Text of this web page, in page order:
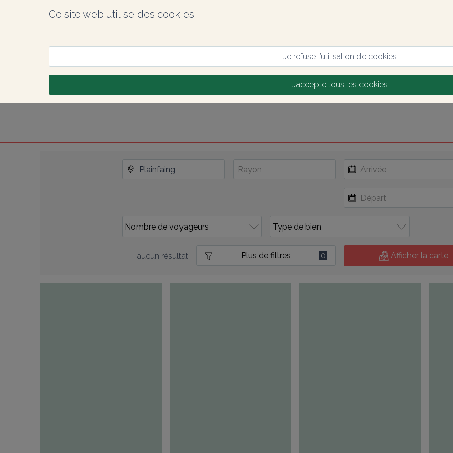
Ce site web utilise des cookies
Je refuse l’utilisation de cookies
J’accepte tous les cookies
aucun résultat Plus de filtres 0 Afficher la carte